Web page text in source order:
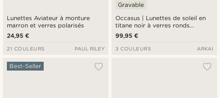
Lunettes Aviateur à monture
marron et verres polarisés
24,95 €
21 COULEURS PAUL RILEY
Occasus | Lunettes de soleil en
titane noir à verres ronds
polarisés
Gravable
99,95 €
3 COULEURS ARKAI
Best-Seller